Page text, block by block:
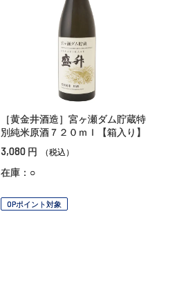
［黄金井酒造］宮ヶ瀬ダム貯蔵特
別純米原酒７２０ｍｌ【箱入り】
3,080 円 （税込）
在庫：○
OPポイント対象